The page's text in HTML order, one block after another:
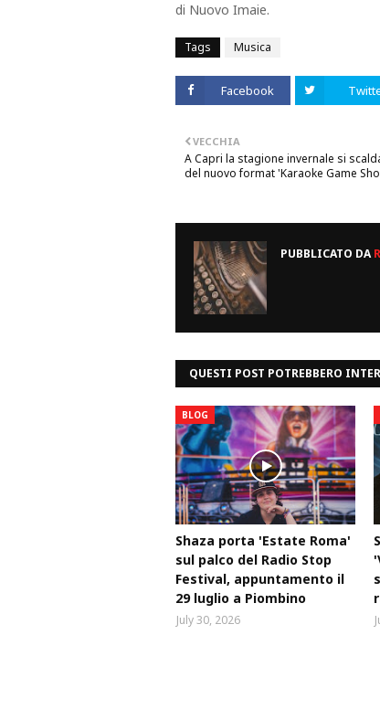
di Nuovo Imaie.
Tags Musica
Facebook
VECCHIA
A Capri la stagione invernale si
del nuovo format 'Karaoke Game
PUBBLICATO DA
QUESTI POST POTREBBERO
BLOG
Shaza porta 'Estate Roma'
sul palco del Radio Stop
Festival, appuntamento il
29 luglio a Piombino
July 30, 2026